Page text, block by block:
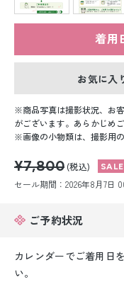
スーツレンタル
色打掛&紋付袴レンタル
白無垢&紋付袴レンタル
小物販売品
着用
お気に入
商品写真は撮影状況、お
がございます。あらかじめ
画像の小物類は、撮影用
¥7,800 (税込)
セール期間：2026年8月7日
ご予約状況
カレンダーでご着用日
い。